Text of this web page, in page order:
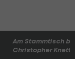
Am Stammtisch
Christopher Knett